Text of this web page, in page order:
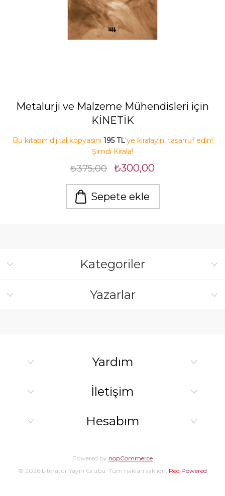
Metalurji ve Malzeme Mühendisleri için
KİNETİK
Bu kitabın dijital kopyasını 195 TL'ye kiralayın, tasarruf edin!
Şimdi Kirala!
₺375,00 ₺300,00
Sepete ekle
Kategoriler
Yazarlar
Yardım
İletişim
Hesabım
Powered by nopCommerce
© 2026 Literatür Yayın Grubu. Tüm hakları saklıdır. Red Powered